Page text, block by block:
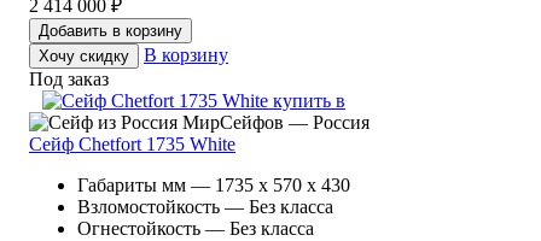
2 414 000 ₽
Добавить в корзину
Хочу скидку
В корзину
Под заказ
МирСейфов — Россия
Сейф Chetfort 1735 White
Габариты мм — 1735 x 570 x 430
Взломостойкость — Без класса
Огнестойкость — Без класса